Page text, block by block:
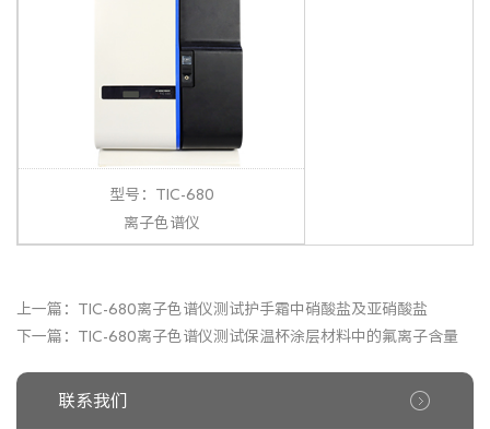
型号：TIC-680
离子色谱仪
上一篇： TIC-680离子色谱仪测试护手霜中硝酸盐及亚硝酸盐
下一篇： TIC-680离子色谱仪测试保温杯涂层材料中的氟离子含量
联系我们